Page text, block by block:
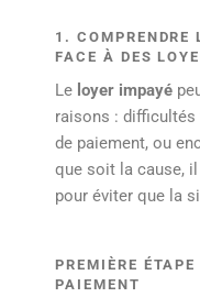
1. COMPRENDRE
FACE À DES
Le loyer impayé
raisons : difficultés
de paiement, ou
que soit la cause,
pour éviter que la
PREMIÈRE
PAIEMENT